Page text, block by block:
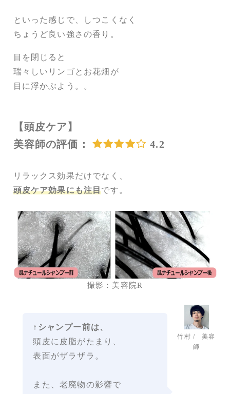
といった感じで、しつこくなく
ちょうど良い強さの香り。
目を閉じると
瑞々しいリンゴとお花畑が
目に浮かぶよう。。
【頭皮ケア】
美容師の評価：
4.2
リラックス効果だけでなく、
頭皮ケア効果にも注目です。
撮影：美容院R
竹村 / 美容
師
↑ シャンプー前は、
頭皮に皮脂がたまり、
表面がザラザラ。
また、老廃物の影響で